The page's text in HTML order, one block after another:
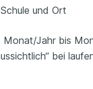
und Ort
Monat/Jahr bis
bei